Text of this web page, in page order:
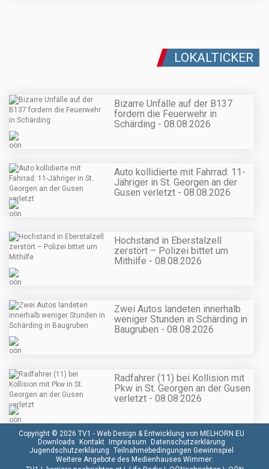
LOKALTICKER
Bizarre Unfälle auf der B137
fordern die Feuerwehr in
Schärding - 08.08.2026
Auto kollidierte mit Fahrrad: 11-
Jähriger in St. Georgen an der
Gusen verletzt - 08.08.2026
Hochstand in Eberstalzell
zerstört – Polizei bittet um
Mithilfe - 08.08.2026
Zwei Autos landeten innerhalb
weniger Stunden in Schärding in
Baugruben - 08.08.2026
Radfahrer (11) bei Kollision mit
Pkw in St. Georgen an der Gusen
verletzt - 08.08.2026
Copyright © 2026 TV1 - Web Design & Entwicklung von MELHORN.EU
Downloads Kontakt Impressum Datenschutzerklärung
Jugendschutzerklärung Teilnahmebedingungen Gewinnspiel
Weitere Angebote des Medienhauses Wimmer: